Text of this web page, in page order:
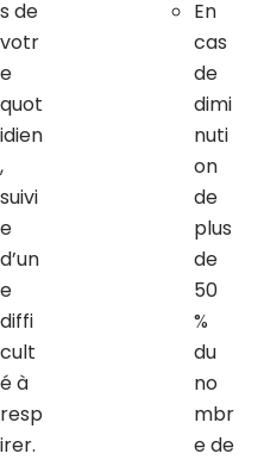
s de
votr
e
quot
idien
,
suivi
e
d’un
e
diffi
cult
é à
resp
irer.
En
cas
de
dimi
nuti
on
de
plus
de
50
%
du
no
mbr
e de